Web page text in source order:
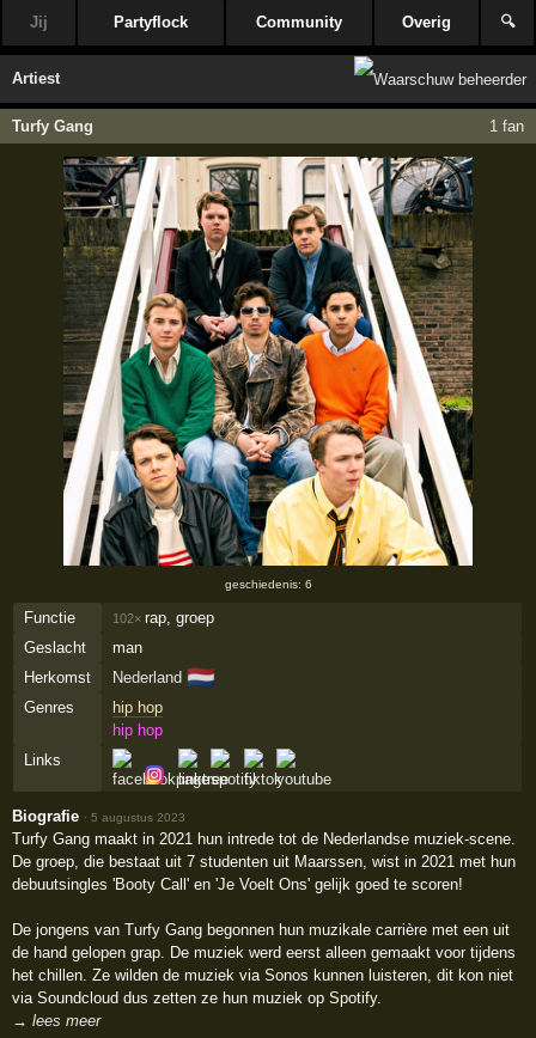
Jij Partyflock Community Overig 🔍
Artiest
Turfy Gang 1 fan
geschiedenis: 6
Functie 102× rap, groep
Geslacht
man
Herkomst
Nederland 🇳🇱
Genres
hip hop
hip hop
Links
Biografie ·5 augustus 2023
Turfy Gang maakt in 2021 hun intrede tot de Nederlandse muziek-scene.
De groep, die bestaat uit 7 studenten uit Maarssen, wist in 2021 met hun
debuutsingles 'Booty Call' en 'Je Voelt Ons' gelijk goed te scoren!
De jongens van Turfy Gang begonnen hun muzikale carrière met een uit
de hand gelopen grap. De muziek werd eerst alleen gemaakt voor tijdens
het chillen. Ze wilden de muziek via Sonos kunnen luisteren, dit kon niet
via Soundcloud dus zetten ze hun muziek op Spotify.
→ lees meer